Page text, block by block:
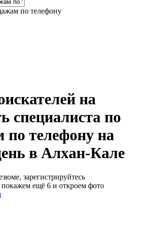
по телефону
на
специалиста по
по телефону на
в Алхан-Кале
зарегистрируйтесь
ещё 6 и откроем фото